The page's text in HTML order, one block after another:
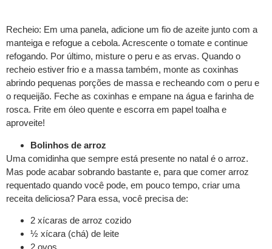
Recheio: Em uma panela, adicione um fio de azeite junto com a
manteiga e refogue a cebola. Acrescente o tomate e continue
refogando. Por último, misture o peru e as ervas. Quando o
recheio estiver frio e a massa também, monte as coxinhas
abrindo pequenas porções de massa e recheando com o peru e
o requeijão. Feche as coxinhas e empane na água e farinha de
rosca. Frite em óleo quente e escorra em papel toalha e
aproveite!
Bolinhos de arroz
Uma comidinha que sempre está presente no natal é o arroz.
Mas pode acabar sobrando bastante e, para que comer arroz
requentado quando você pode, em pouco tempo, criar uma
receita deliciosa? Para essa, você precisa de:
2 xícaras de arroz cozido
½ xícara (chá) de leite